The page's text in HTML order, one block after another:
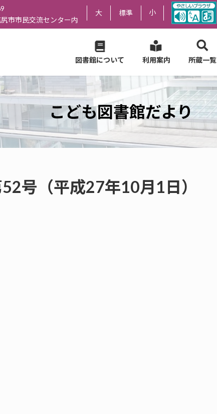
市市民交流センター内
大 標準 小
図書館について 利用案内 所蔵一覧
こども図書館だより
号（平成27年10月1日）